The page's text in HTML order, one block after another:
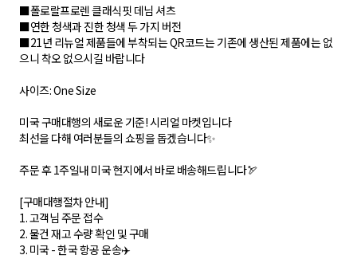
■폴로랄프로렌 클래식핏 데님 셔츠
■연한 청색과 진한 청색 두 가지 버전
■21년 리뉴얼 제품들에 부착되는 QR코드는 기존에 생산된 제품에는 없
으니 착오 없으시길 바랍니다
사이즈: One Size
미국 구매대행의 새로운 기준! 시리얼 마켓입니다
최선을 다해 여러분들의 쇼핑을 돕겠습니다✨
주문 후 1주일내 미국 현지에서 바로 배송해드립니다🏹
[구매대행절차 안내]
1. 고객님 주문 접수
2. 물건 재고 수량 확인 및 구매
3. 미국 - 한국 항공 운송✈️